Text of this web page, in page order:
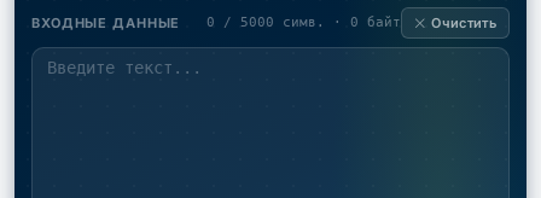
ВХОДНЫЕ ДАННЫЕ 0 / 5000 симв. · 0 байт Очистить